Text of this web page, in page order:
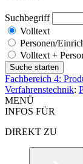
Suchbegriff
Volltext
Personen/
Volltext +
Fachbereich 4:
Verfahrenstechnik:
MENÜ
INFOS FÜR
DIREKT ZU